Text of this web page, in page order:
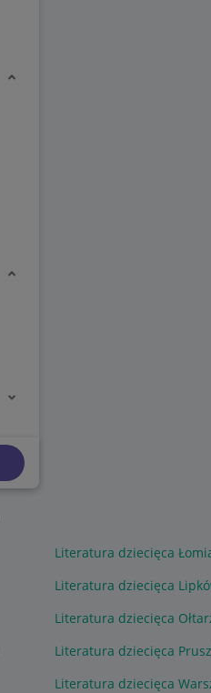
Literatura dziecięca
Literatura dziecięca
Literatura dziecięca
Literatura dziecięca
Literatura dziecięca